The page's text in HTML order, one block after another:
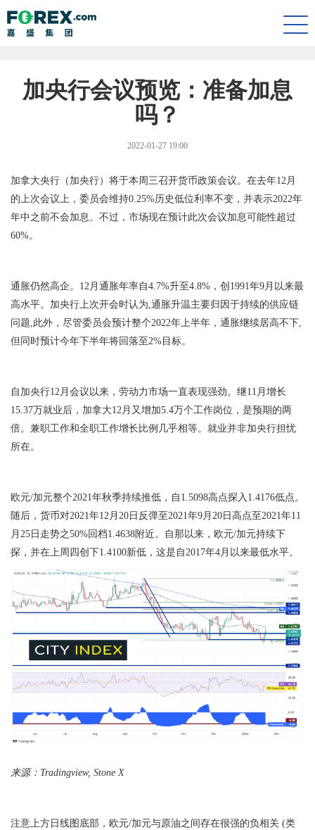
加央行会议预览：准备加息
吗？
2022-01-27 19:00
加拿大央行（加央行）将于本周三召开货币政策会议。在去年12月
的上次会议上，委员会维持0.25%历史低位利率不变，并表示2022年
年中之前不会加息。不过，市场现在预计此次会议加息可能性超过
60%。
通胀仍然高企。12月通胀年率自4.7%升至4.8%，创1991年9月以来最
高水平。加央行上次开会时认为,通胀升温主要归因于持续的供应链
问题,此外，尽管委员会预计整个2022年上半年，通胀继续居高不下,
但同时预计今年下半年将回落至2%目标。
自加央行12月会议以来，劳动力市场一直表现强劲。继11月增长
15.37万就业后，加拿大12月又增加5.4万个工作岗位，是预期的两
倍。兼职工作和全职工作增长比例几乎相等。就业并非加央行担忧
所在。
欧元/加元整个2021年秋季持续推低，自1.5098高点探入1.4176低点。
随后，货币对2021年12月20日反弹至2021年9月20日高点至2021年11
月25日走势之50%回档1.4638附近。自那以来，欧元/加元持续下
探，并在上周四创下1.4100新低，这是自2017年4月以来最低水平。
来源：Tradingview, Stone X
注意上方日线图底部，欧元/加元与原油之间存在很强的负相关 (类